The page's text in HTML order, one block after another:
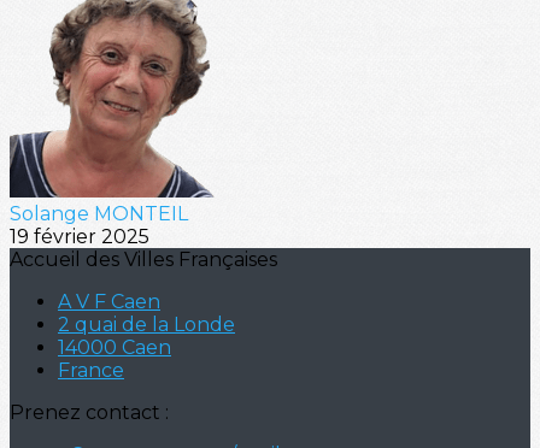
Solange MONTEIL
19 février 2025
Accueil des Villes Françaises
A V F Caen
2 quai de la Londe
14000 Caen
France
Prenez contact :